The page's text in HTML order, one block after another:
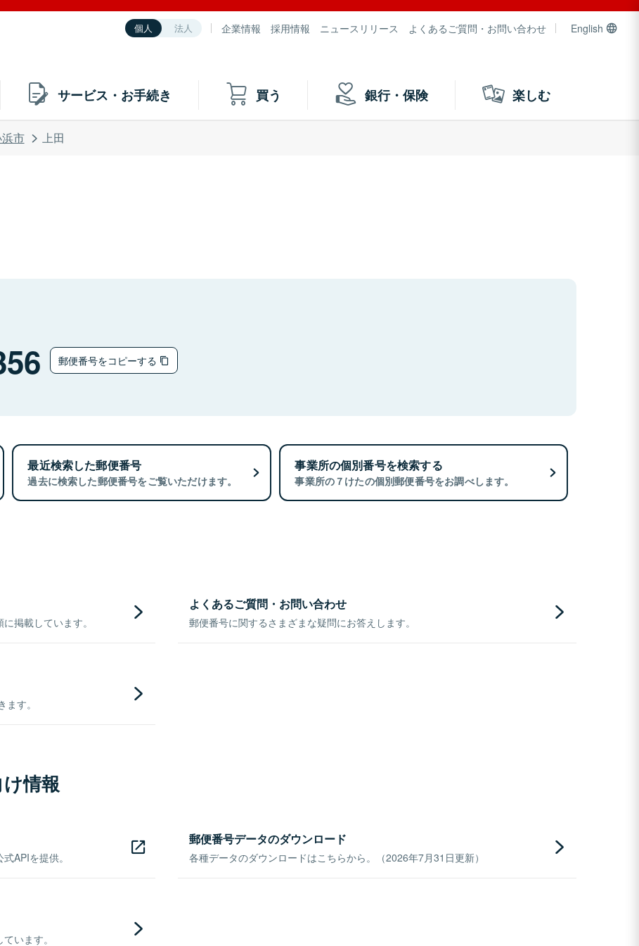
個人 法人 企業情報 採用情報 ニュースリリース よくあるご質問・お問い合わせ English
サービス・お手続き 買う 銀行・保険 楽しむ
市 上田
郵便番号をコピーする
最近検索した郵便番号
過去に検索した郵便番号をご覧いただけます。
事業所の個別番号を検索する
事業所の７けたの個別郵便番号をお調べします。
掲載しています。
よくあるご質問・お問い合わせ
郵便番号に関するさまざまな疑問にお答えします。
す。
情報
APIを提供。
郵便番号データのダウンロード
各種データのダウンロードはこちらから。（2026年7月31日更新）
います。